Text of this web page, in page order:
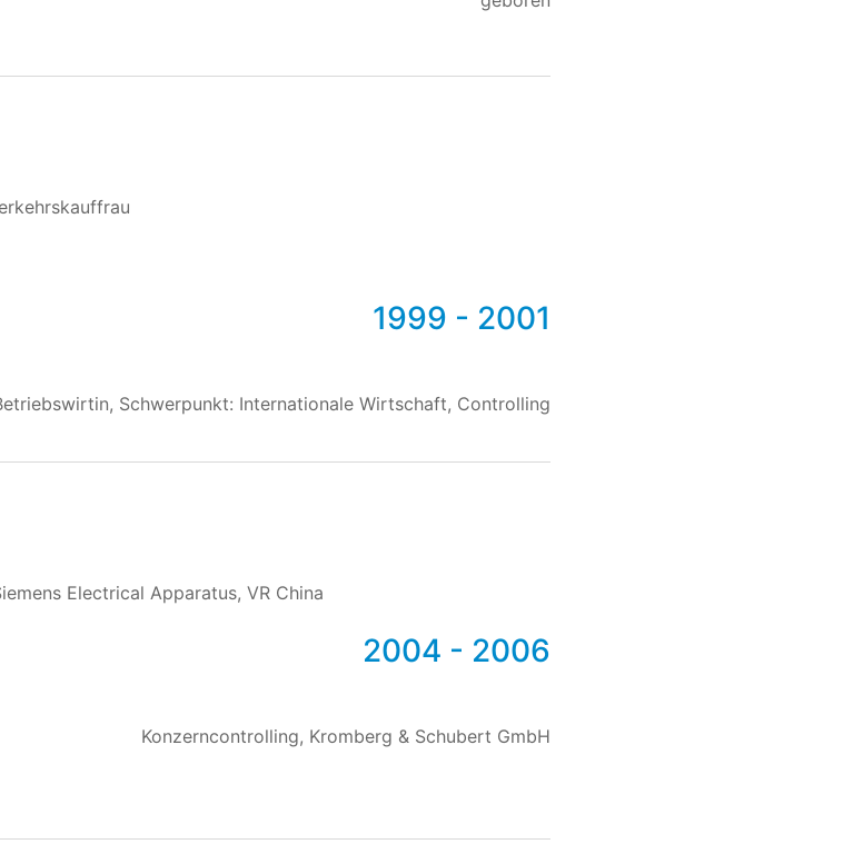
1999 - 2001
Schwerpunkt: Internationale Wirtschaft, Controlling
Electrical Apparatus, VR China
2004 - 2006
Konzerncontrolling, Kromberg & Schubert GmbH